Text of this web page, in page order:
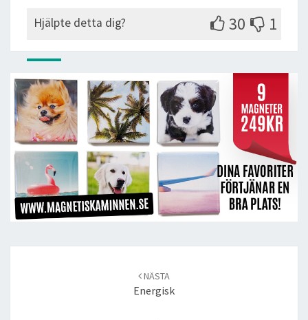
Hjälpte detta dig? 30 1
NÄSTA
Energisk